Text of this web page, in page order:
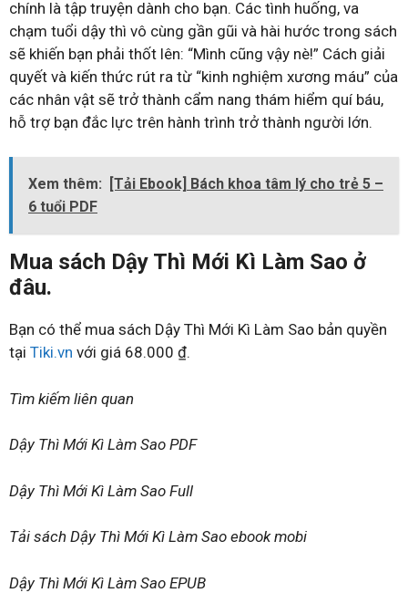
chính là tập truyện dành cho bạn. Các tình huống, va
chạm tuổi dậy thì vô cùng gần gũi và hài hước trong sách
sẽ khiến bạn phải thốt lên: “Mình cũng vậy nè!” Cách giải
quyết và kiến thức rút ra từ “kinh nghiệm xương máu” của
các nhân vật sẽ trở thành cẩm nang thám hiểm quí báu,
hỗ trợ bạn đắc lực trên hành trình trở thành người lớn.
Xem thêm:
[Tải Ebook] Bách khoa tâm lý cho trẻ 5 –
6 tuổi PDF
Mua sách Dậy Thì Mới Kì Làm Sao ở
đâu.
Bạn có thể mua sách Dậy Thì Mới Kì Làm Sao bản quyền
tại Tiki.vn với giá 68.000 ₫.
Tìm kiếm liên quan
Dậy Thì Mới Kì Làm Sao PDF
Dậy Thì Mới Kì Làm Sao Full
Tải sách Dậy Thì Mới Kì Làm Sao ebook mobi
Dậy Thì Mới Kì Làm Sao EPUB